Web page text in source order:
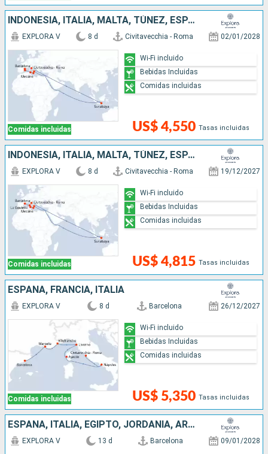
INDONESIA, ITALIA, MALTA, TÚNEZ, ESPAÑA
Comidas incluidas
EXPLORA V 8 d Civitavecchia - Roma 02/01/2028
US$ 4,550 Tasas incluidas
Wi-Fi incluido
Bebidas Incluidas
Comidas incluidas
INDONESIA, ITALIA, MALTA, TÚNEZ, ESPAÑA
Comidas incluidas
EXPLORA V 8 d Civitavecchia - Roma 19/12/2027
US$ 4,815 Tasas incluidas
Wi-Fi incluido
Bebidas Incluidas
Comidas incluidas
ESPAÑA, FRANCIA, ITALIA
Comidas incluidas
EXPLORA V 8 d Barcelona 26/12/2027
US$ 5,350 Tasas incluidas
Wi-Fi incluido
Bebidas Incluidas
Comidas incluidas
ESPAÑA, ITALIA, EGIPTO, JORDANIA, ARABIA SAUDÍ
EXPLORA V 13 d Barcelona 09/01/2028